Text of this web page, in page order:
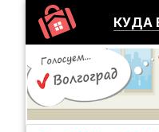
КУДА
ГОРОДА